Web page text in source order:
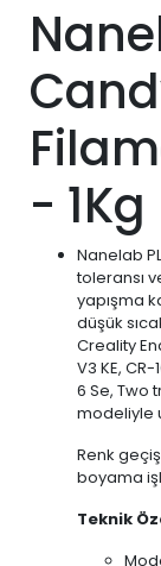
- 1Kg
Nanelab
toleransı
yapışma
düşük
Creality
V3 KE, CR-
6 Se, Two
modeliyle
Renk
boyama
Teknik